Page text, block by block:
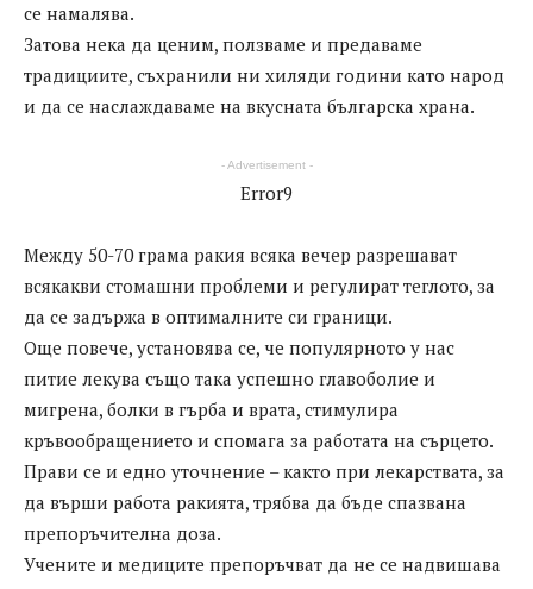
се намалява.
Затова нека да ценим, ползваме и предаваме
традициите, съхранили ни хиляди години като народ
и да се наслаждаваме на вкусната българска храна.
- Advertisement -
Error9
Между 50-70 грама ракия всяка вечер разрешават
всякакви стомашни проблеми и регулират теглото, за
да се задържа в оптималните си граници.
Още повече, установява се, че популярното у нас
питие лекува също така успешно главоболие и
мигрена, болки в гърба и врата, стимулира
кръвообращението и спомага за работата на сърцето.
Прави се и едно уточнение – както при лекарствата, за
да върши работа ракията, трябва да бъде спазвана
препоръчителна доза.
Учените и медиците препоръчват да не се надвишава